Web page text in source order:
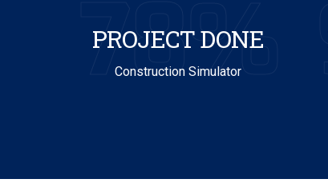
78%
PROJECT DONE
Construction Simulator